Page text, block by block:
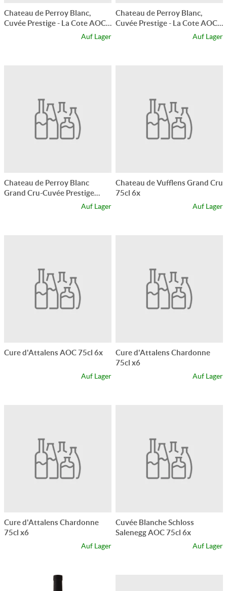
Chateau de Perroy Blanc,
Cuvée Prestige - La Cote AOC
Auf Lager
Chateau de Perroy Blanc,
Cuvée Prestige - La Cote AOC
Auf Lager
Chateau de Perroy Blanc
Grand Cru-Cuvée Prestige
Auf Lager
Chateau de Vufflens Grand Cru
75cl 6x
Auf Lager
Cure d'Attalens AOC 75cl 6x
Auf Lager
Cure d'Attalens Chardonne
75cl x6
Auf Lager
Cure d'Attalens Chardonne
75cl x6
Auf Lager
Cuvée Blanche Schloss
Salenegg AOC 75cl 6x
Auf Lager